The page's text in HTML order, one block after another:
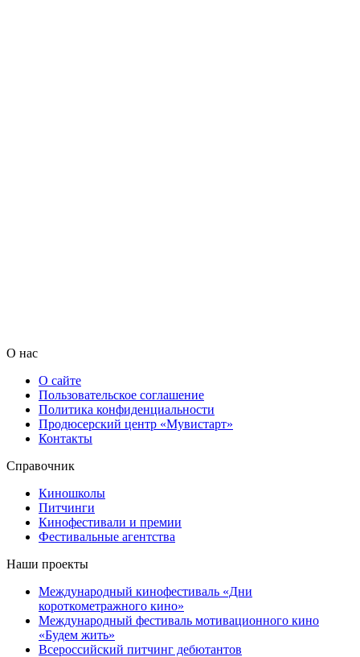
О нас
О сайте
Пользовательское соглашение
Политика конфиденциальности
Продюсерский центр «Мувистарт»
Контакты
Справочник
Киношколы
Питчинги
Кинофестивали и премии
Фестивальные агентства
Наши проекты
Международный кинофестиваль «Дни
короткометражного кино»
Международный фестиваль мотивационного кино
«Будем жить»
Всероссийский питчинг дебютантов